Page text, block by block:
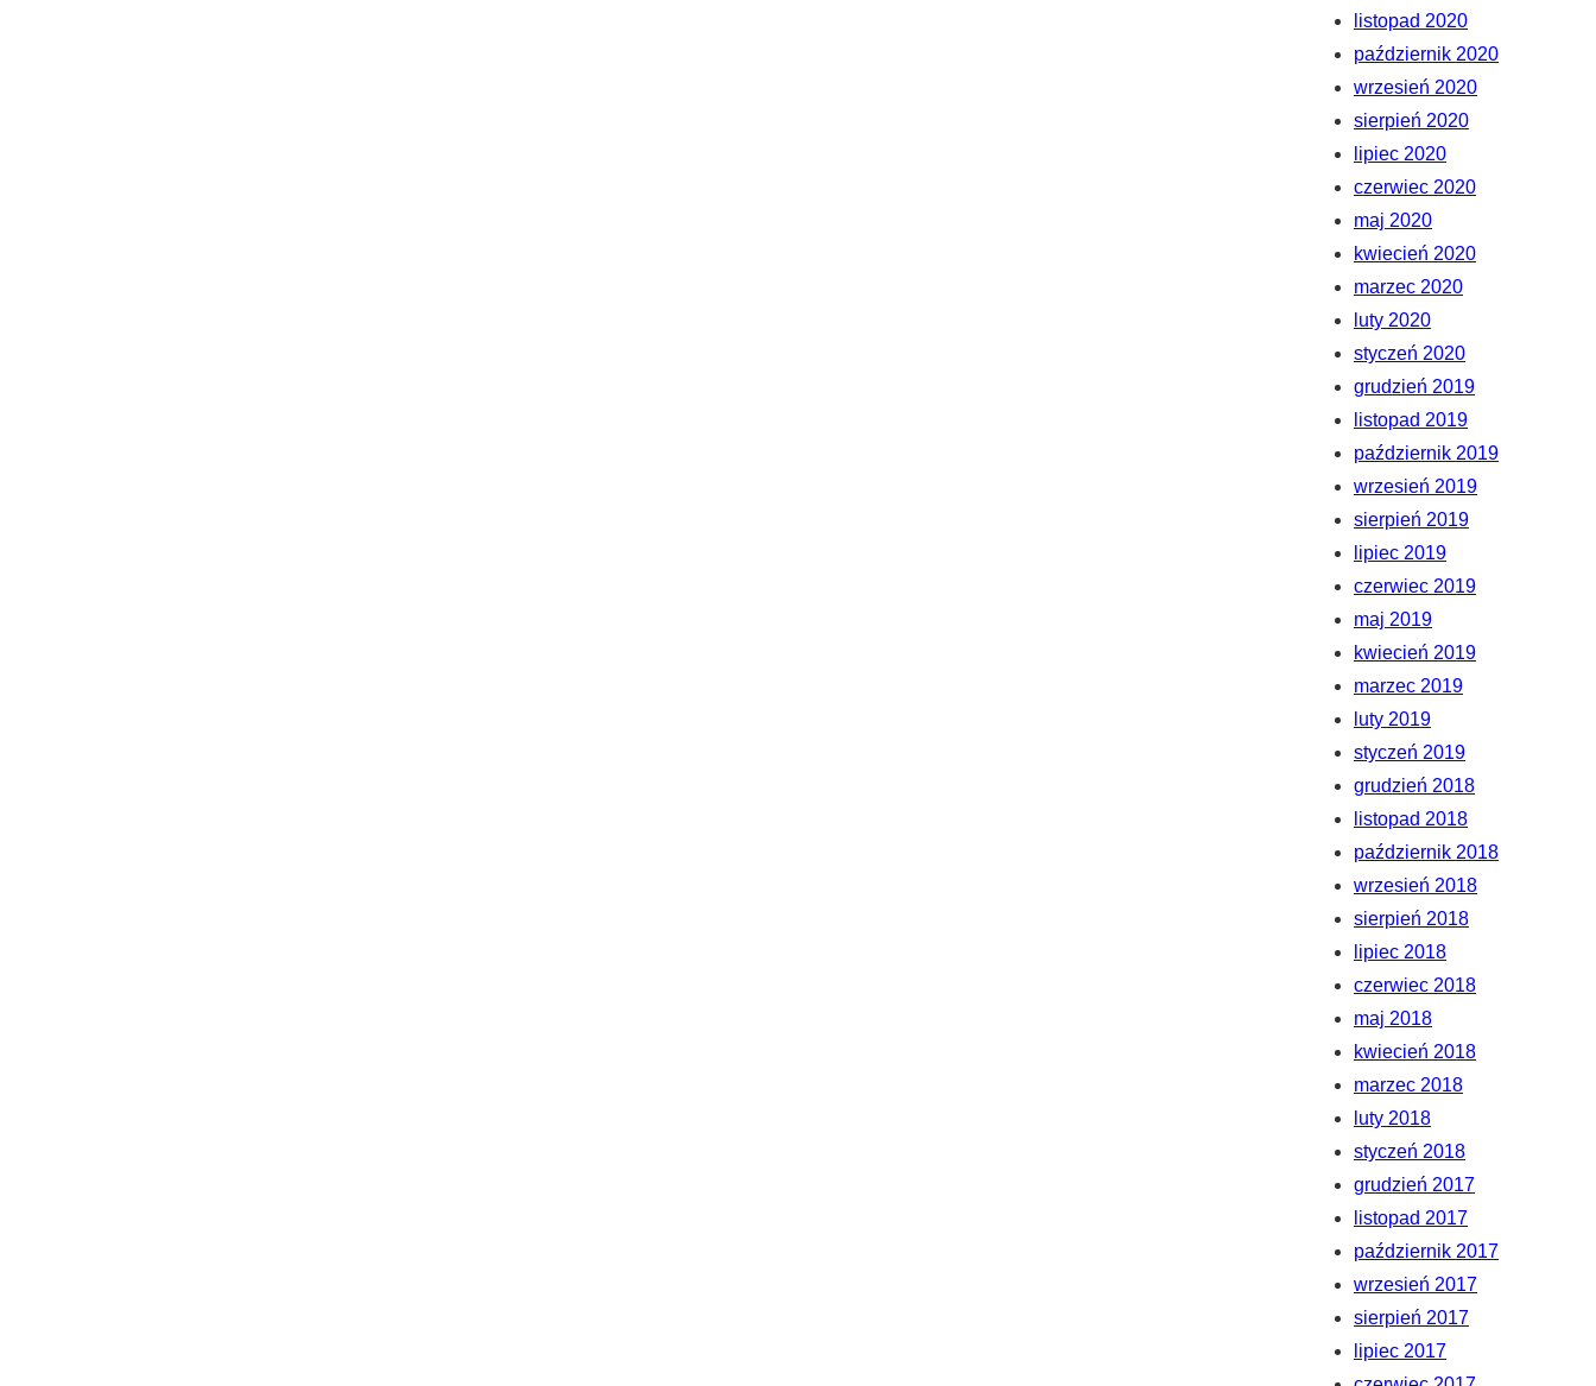
listopad 2020
październik 2020
wrzesień 2020
sierpień 2020
lipiec 2020
czerwiec 2020
maj 2020
kwiecień 2020
marzec 2020
luty 2020
styczeń 2020
grudzień 2019
listopad 2019
październik 2019
wrzesień 2019
sierpień 2019
lipiec 2019
czerwiec 2019
maj 2019
kwiecień 2019
marzec 2019
luty 2019
styczeń 2019
grudzień 2018
listopad 2018
październik 2018
wrzesień 2018
sierpień 2018
lipiec 2018
czerwiec 2018
maj 2018
kwiecień 2018
marzec 2018
luty 2018
styczeń 2018
grudzień 2017
listopad 2017
październik 2017
wrzesień 2017
sierpień 2017
lipiec 2017